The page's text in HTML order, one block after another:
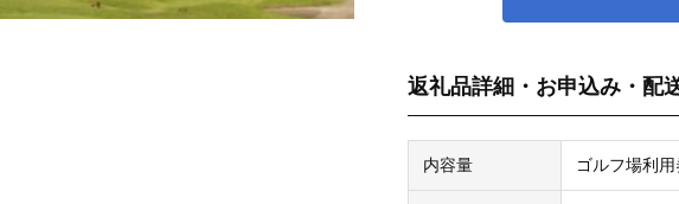
返礼品詳細・お申込み・配
内容量 ゴルフ場利